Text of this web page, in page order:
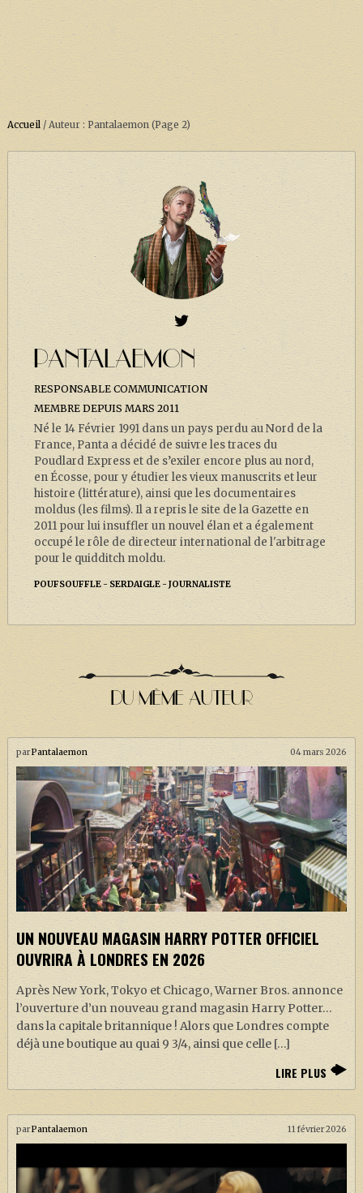
ACCUEIL
À PROPOS
SOUTENEZ-NOUS !
LA SÉRIE HARRY POTTER (REBOOT)
HARRY POTTER : LIVRES
BIOPICS DE HARRY POTTER
LES ANIMAUX FANTASTIQUES
J. K. ROWLING
ARTISANAT MOLDU
FANDOM
CULTURE
PODCASTS
LES GRANDS ARTICLES DE LA GAZETTE
DOSSIERS
Accueil/ Auteur : Pantalaemon(Page 2)
PANTALAEMON
RESPONSABLE COMMUNICATION
MEMBRE DEPUIS MARS 2011
Né le 14 Février 1991 dans un pays perdu au Nord de la
France, Panta a décidé de suivre les traces du
Poudlard Express et de s’exiler encore plus au nord,
en Écosse, pour y étudier les vieux manuscrits et leur
histoire (littérature), ainsi que les documentaires
moldus (les films). Il a repris le site de la Gazette en
2011 pour lui insuffler un nouvel élan et a également
occupé le rôle de directeur international de l'arbitrage
pour le quidditch moldu.
POUFSOUFFLE SERDAIGLE JOURNALISTE
DU MÊME AUTEUR
parPantalaemon 04 mars 2026
UN NOUVEAU MAGASIN HARRY POTTER OFFICIEL
OUVRIRA À LONDRES EN 2026
Après New York, Tokyo et Chicago, Warner Bros. annonce
l’ouverture d’un nouveau grand magasin Harry Potter…
dans la capitale britannique ! Alors que Londres compte
déjà une boutique au quai 9 3/4, ainsi que celle […]
LIRE PLUS
parPantalaemon 11 février 2026